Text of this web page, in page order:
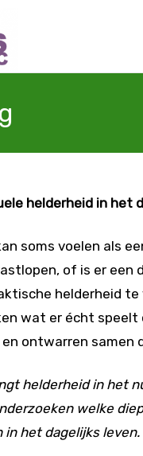
helderheid in het
soms voelen als
of is er een
helderheid
wat er écht speelt
ontwarren samen
helderheid in het
welke
het dagelijks leven.